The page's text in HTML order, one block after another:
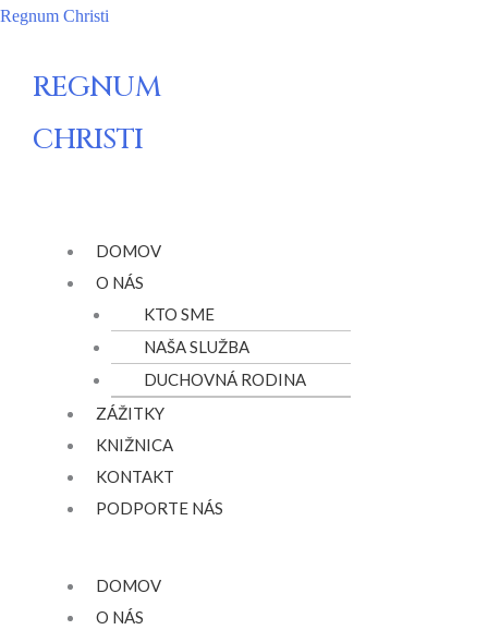
Preskočiť
obsah
Regnum Christi
REGNUM
CHRISTI
DOMOV
O NÁS
KTO SME
NAŠA SLUŽBA
DUCHOVNÁ RODINA
ZÁŽITKY
KNIŽNICA
KONTAKT
PODPORTE NÁS
DOMOV
O NÁS